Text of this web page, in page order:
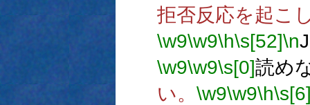
拒否反応を起こ
\w9\w9\h\s[52]\n
\w9\w9\s[0]読め
い。 \w9\w9\h